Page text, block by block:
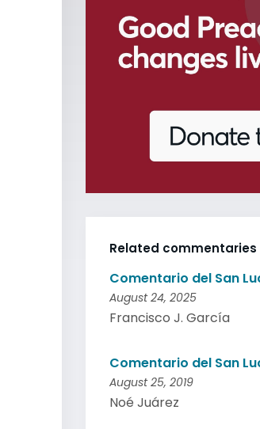
Related commentaries
Comentario del San
August 24, 2025
Francisco J. García
Comentario del San
August 25, 2019
Noé Juárez